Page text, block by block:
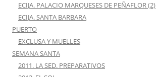
ECIJA. PALACIO MARQUESES DE PEÑAFLOR (2)
ECIJA. SANTA BARBARA
PUERTO
EXCLUSA Y MUELLES
SEMANA SANTA
2011. LA SED. PREPARATIVOS